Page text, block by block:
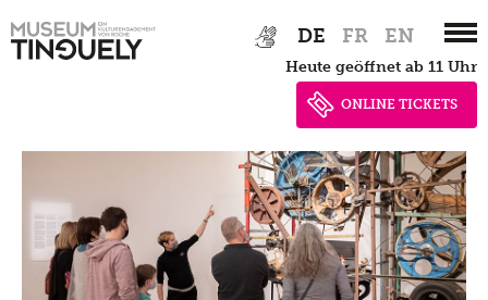
Hauptnavigation
to
DE FR EN
heute geöffnet ab 11 Uhr
ONLINE TICKETS
Lernen
Newsletter
Bistro
Kontakt
Late Thursday Menu